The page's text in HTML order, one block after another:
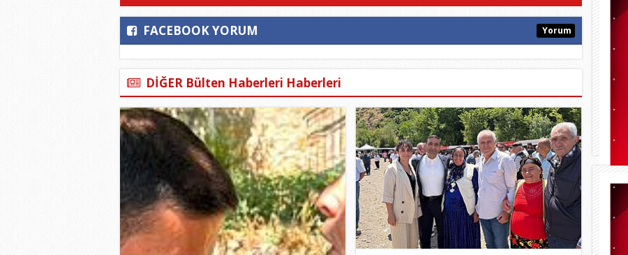
FACEBOOK YORUM Yorum
DİĞER Bülten Haberleri Haberleri